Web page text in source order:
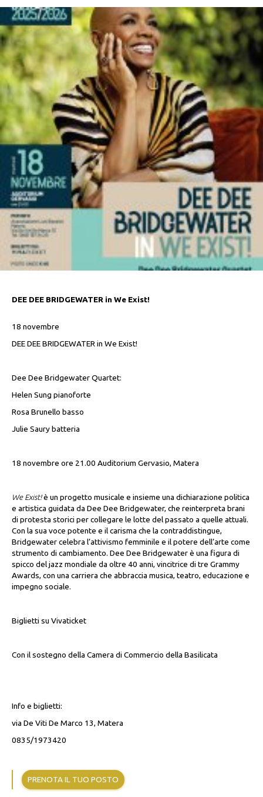
DEE DEE BRIDGEWATER in We Exist!
18 novembre
DEE DEE BRIDGEWATER in We Exist!
Dee Dee Bridgewater Quartet:
Helen Sung pianoforte
Rosa Brunello basso
Julie Saury batteria
18 novembre ore 21.00 Auditorium Gervasio, Matera
We Exist!è un progetto musicale e insieme una dichiarazione politica
e artistica guidata da Dee Dee Bridgewater, che reinterpreta brani
di protesta storici per collegare le lotte del passato a quelle attuali.
Con la sua voce potente e il carisma che la contraddistingue,
Bridgewater celebra l’attivismo femminile e il potere dell’arte come
strumento di cambiamento. Dee Dee Bridgewater è una figura di
spicco del jazz mondiale da oltre 40 anni, vincitrice di tre Grammy
Awards, con una carriera che abbraccia musica, teatro, educazione e
impegno sociale.
Biglietti su Vivaticket
Con il sostegno della Camera di Commercio della Basilicata
Info e biglietti:
via De Viti De Marco 13, Matera
0835/1973420
PRENOTA IL TUO POSTO